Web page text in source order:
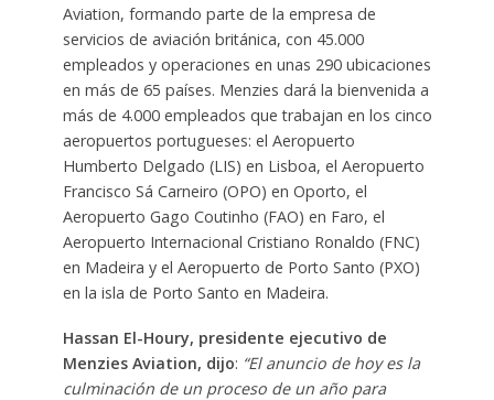
Aviation, formando parte de la empresa de
servicios de aviación británica, con 45.000
empleados y operaciones en unas 290 ubicaciones
en más de 65 países. Menzies dará la bienvenida a
más de 4.000 empleados que trabajan en los cinco
aeropuertos portugueses: el Aeropuerto
Humberto Delgado (LIS) en Lisboa, el Aeropuerto
Francisco Sá Carneiro (OPO) en Oporto, el
Aeropuerto Gago Coutinho (FAO) en Faro, el
Aeropuerto Internacional Cristiano Ronaldo (FNC)
en Madeira y el Aeropuerto de Porto Santo (PXO)
en la isla de Porto Santo en Madeira.
Hassan El-Houry, presidente ejecutivo de
Menzies Aviation, dijo: “El anuncio de hoy es la
culminación de un proceso de un año para